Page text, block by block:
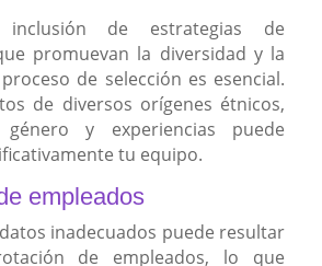
de estrategias de
promuevan la diversidad y la
de selección es esencial.
de diversos orígenes étnicos,
y experiencias puede
tu equipo.
empleados
inadecuados puede resultar
de empleados, lo que